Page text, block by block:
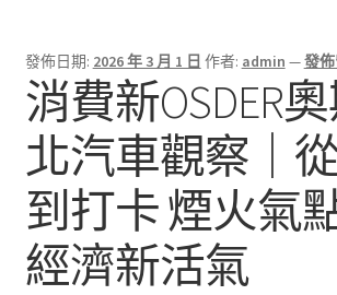
發佈日期: 2026 年 3 月 1 日 作者: admin —發
消費新OSDER
北汽車觀察｜
到打卡 煙火氣
經濟新活氣